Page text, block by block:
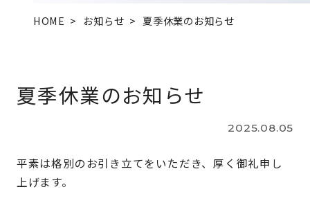
WORKS
COMPANY
NEWS
HOME お知らせ 夏季休業のお知らせ
夏季休業のお知らせ
2025.08.05
平素は格別のお引き立てをいただき、厚く御礼申し
上げます。